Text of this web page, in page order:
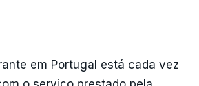
em Portugal está cada vez